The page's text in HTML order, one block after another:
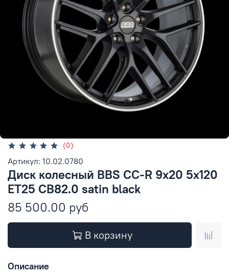
(0)
Артикул: 10.02.0780
Диск колесный BBS CC-R 9x20 5x120
ET25 CB82.0 satin black
85 500.00 руб
В корзину
Описание